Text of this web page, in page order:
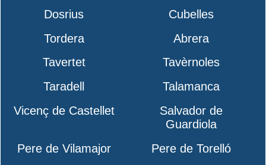
Dosrius
Cubelles
Tordera
Abrera
Tavertet
Tavèrnoles
Taradell
Talamanca
Vicenç de Castellet
Salvador de
Guardiola
Pere de Vilamajor
Pere de Torelló